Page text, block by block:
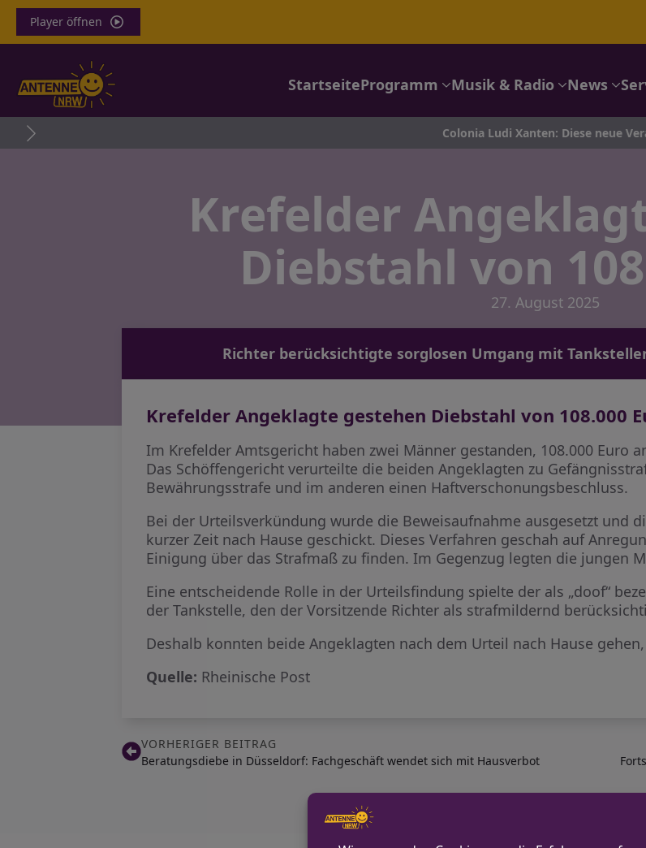
Player öffnen
StartseiteProgramm Musik & Radio News
Colonia Ludi Xanten: Diese neue
Krefelder
Diebstahl von
27. August 2025
Richter berücksichtigte sorglosen Umgang mit
Krefelder Angeklagte gestehen Diebstahl von 108.000
Im Krefelder Amtsgericht haben zwei Männer gestanden, 108.000 Euro
Das Schöffengericht verurteilte die beiden Angeklagten zu
Bewährungsstrafe und im anderen einen Haftverschonungsbeschluss.
Bei der Urteilsverkündung wurde die Beweisaufnahme ausgesetzt und
kurzer Zeit nach Hause geschickt. Dieses Verfahren geschah auf
Einigung über das Strafmaß zu finden. Im Gegenzug legten die jungen
Eine entscheidende Rolle in der Urteilsfindung spielte der als „doof“
der Tankstelle, den der Vorsitzende Richter als strafmildernd
Deshalb konnten beide Angeklagten nach dem Urteil nach Hause
Quelle: Rheinische Post
VORHERIGER BEITRAG
Beratungsdiebe in Düsseldorf: Fachgeschäft wendet sich mit Hausverbot